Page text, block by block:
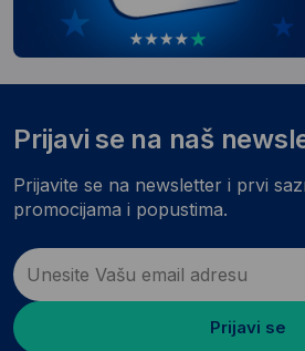
Prijavi se na naš
Prijavite se na newsletter i prvi
promocijama i popustima.
Prijavi se